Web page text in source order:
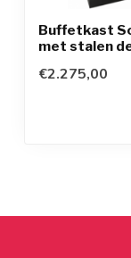
Buffetkast
met stalen
€2.275,00